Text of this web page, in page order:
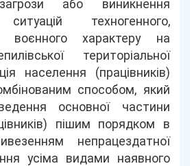
або виникнення
техногенного,
воєнного характеру на
територіальної
населення (працівників)
способом, який
основної частини
пішим порядком в
непрацездатної
усіма видами наявного